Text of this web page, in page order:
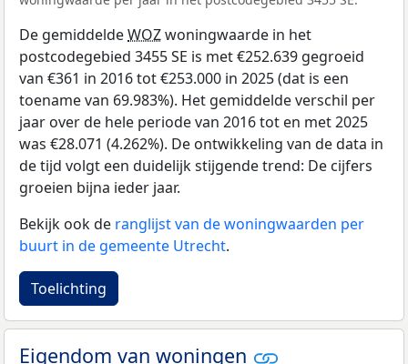
De gemiddeldeWOZwoningwaarde in het
postcodegebied 3455 SE is met €252.639 gegroeid
van €361 in 2016 tot €253.000 in 2025 (dat is een
toename van 69.983%). Het gemiddelde verschil per
jaar over de hele periode van 2016 tot en met 2025
was €28.071 (4.262%). De ontwikkeling van de data in
de tijd volgt een duidelijk stijgende trend: De cijfers
groeien bijna ieder jaar.
Bekijk ook de ranglijst van de woningwaarden per
buurt in de gemeente Utrecht.
Toelichting
Eigendom van woningen